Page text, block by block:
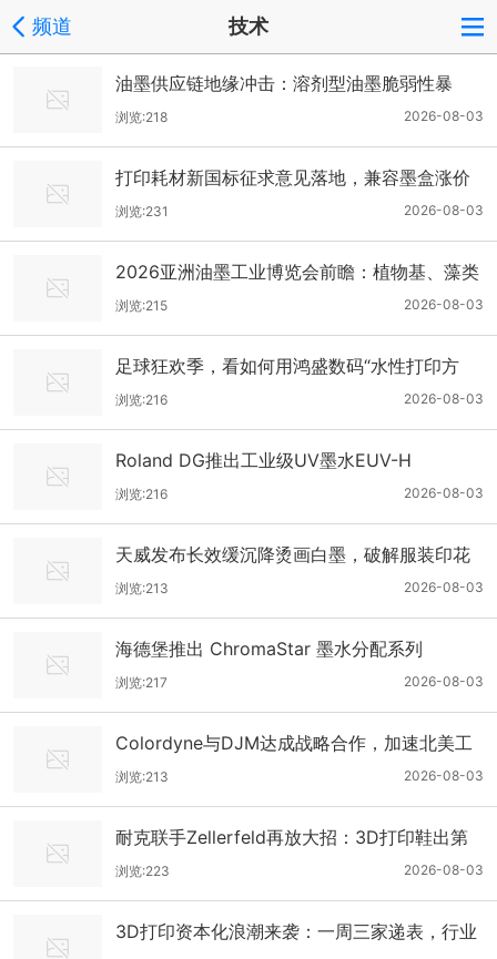
频道 技术
油墨供应链地缘冲击：溶剂型油墨脆弱性暴
露，水性化获双重驱动
2026-08-03
浏览:218
打印耗材新国标征求意见落地，兼容墨盒涨价
8%-15%，头部品牌集体调价
2026-08-03
浏览:231
2026亚洲油墨工业博览会前瞻：植物基、藻类
环保打印墨水成主流耗材方向
2026-08-03
浏览:215
足球狂欢季，看如何用鸿盛数码“水性打印方
案”硬核定制赛事周边！
2026-08-03
浏览:216
Roland DG推出工业级UV墨水EUV-H
2026-08-03
浏览:216
天威发布长效缓沉降烫画白墨，破解服装印花
量产堵头断针顽疾
2026-08-03
浏览:213
海德堡推出 ChromaStar 墨水分配系列
2026-08-03
浏览:217
Colordyne与DJM达成战略合作，加速北美工
业喷墨改造部署
2026-08-03
浏览:213
耐克联手Zellerfeld再放大招：3D打印鞋出第
二代了！
2026-08-03
浏览:223
3D打印资本化浪潮来袭：一周三家递表，行业